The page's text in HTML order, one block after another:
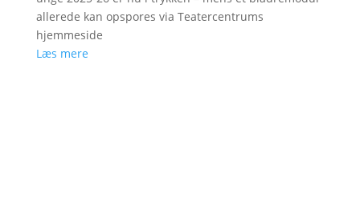
allerede kan opspores via Teatercentrums
hjemmeside
Læs mere